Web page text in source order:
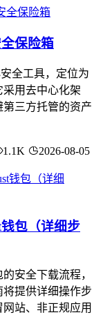
保险箱
全工具，定位为
用去中心化架
三方托管的资产
1.1K 2026-08-05
包（详细步
安全下载流程，
提供详细操作步
站、非正规应用